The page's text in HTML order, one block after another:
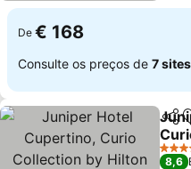
De € 168
Consulte os preços de 7 sites
Ver
4
8,6